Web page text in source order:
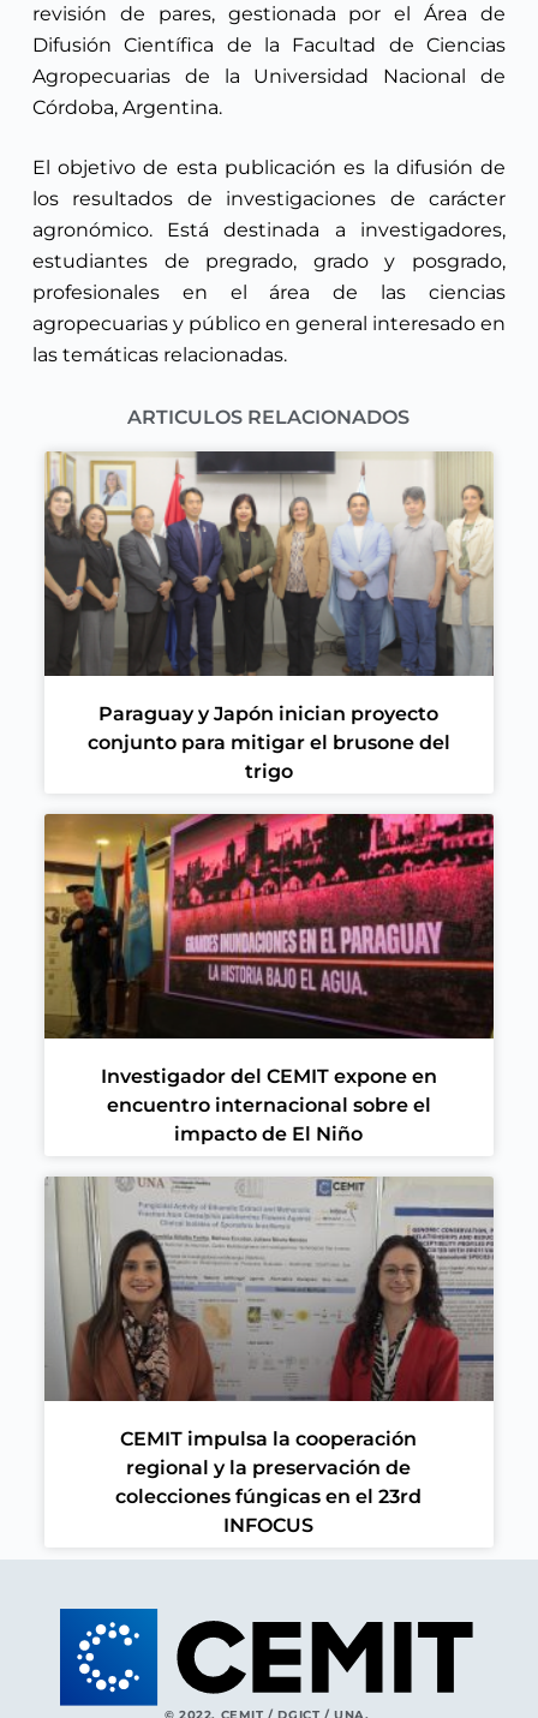
revisión de pares, gestionada por el Área de
Difusión Científica de la Facultad de Ciencias
Agropecuarias de la Universidad Nacional de
Córdoba, Argentina.
El objetivo de esta publicación es la difusión de
los resultados de investigaciones de carácter
agronómico. Está destinada a investigadores,
estudiantes de pregrado, grado y posgrado,
profesionales en el área de las ciencias
agropecuarias y público en general interesado en
las temáticas relacionadas.
ARTICULOS RELACIONADOS
Paraguay y Japón inician proyecto
conjunto para mitigar el brusone del
trigo
Investigador del CEMIT expone en
encuentro internacional sobre el
impacto de El Niño
CEMIT impulsa la cooperación
regional y la preservación de
colecciones fúngicas en el 23rd
INFOCUS
© 2022. CEMIT / DGICT / UNA.